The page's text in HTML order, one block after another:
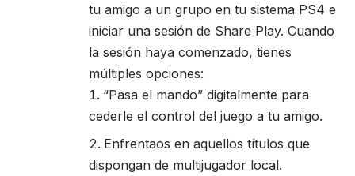
tu amigo a un grupo en tu sistema PS4 e
iniciar una sesión de Share Play. Cuando
la sesión haya comenzado, tienes
múltiples opciones:
“Pasa el mando” digitalmente para
cederle el control del juego a tu amigo.
Enfrentaos en aquellos títulos que
dispongan de multijugador local.